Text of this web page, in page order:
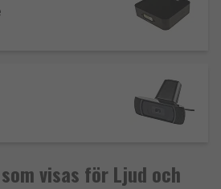
visas för Ljud och